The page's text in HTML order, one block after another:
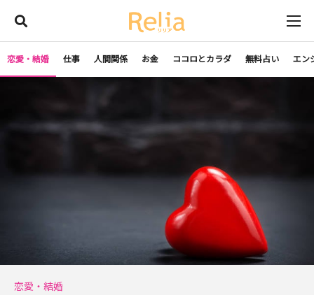
恋愛・結婚 仕事 人間関係 お金 ココロとカラダ 無料占い エン
恋愛・結婚